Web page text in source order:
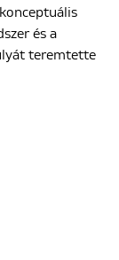
és a
teremtette